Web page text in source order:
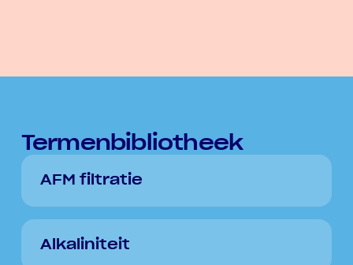
Termenbibliotheek
AFM filtratie
Alkaliniteit